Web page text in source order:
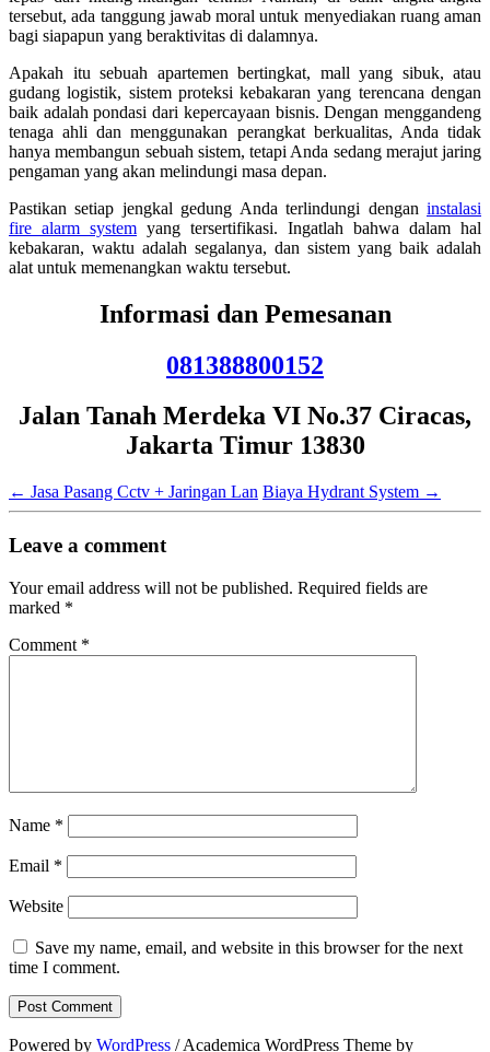
tersebut, ada tanggung jawab moral untuk menyediakan ruang aman
bagi siapapun yang beraktivitas di dalamnya.
Apakah itu sebuah apartemen bertingkat, mall yang sibuk, atau
gudang logistik, sistem proteksi kebakaran yang terencana dengan
baik adalah pondasi dari kepercayaan bisnis. Dengan menggandeng
tenaga ahli dan menggunakan perangkat berkualitas, Anda tidak
hanya membangun sebuah sistem, tetapi Anda sedang merajut jaring
pengaman yang akan melindungi masa depan.
Pastikan setiap jengkal gedung Anda terlindungi dengan instalasi
fire alarm system yang tersertifikasi. Ingatlah bahwa dalam hal
kebakaran, waktu adalah segalanya, dan sistem yang baik adalah
alat untuk memenangkan waktu tersebut.
Informasi dan Pemesanan
081388800152
Jalan Tanah Merdeka VI No.37 Ciracas,
Jakarta Timur 13830
← Jasa Pasang Cctv + Jaringan Lan Biaya Hydrant System →
Leave a comment
Your email address will not be published. Required fields are
marked *
Comment *
Name *
Email *
Website
Save my name, email, and website in this browser for the next
time I comment.
Powered by WordPress / Academica WordPress Theme by